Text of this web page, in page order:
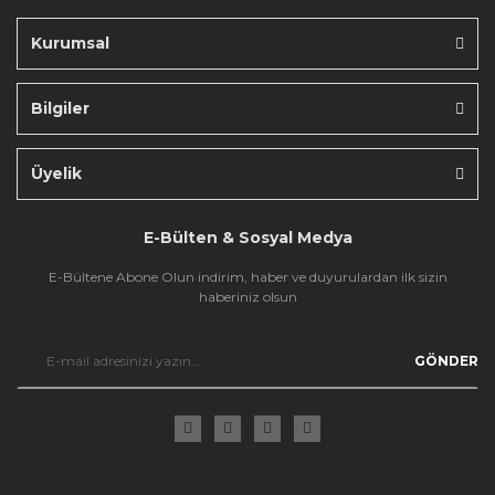
Kurumsal
Bilgiler
Üyelik
E-Bülten & Sosyal Medya
E-Bültene Abone Olun indirim, haber ve duyurulardan ilk sizin
haberiniz olsun
GÖNDER